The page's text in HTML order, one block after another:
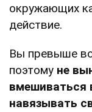
окружающих
действие.
Вы превыше
поэтому не
вмешиваться
навязывать